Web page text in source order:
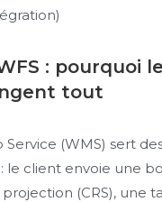
: pourquoi
tout
Service (WMS) sert
le client envoie une
projection (CRS), une